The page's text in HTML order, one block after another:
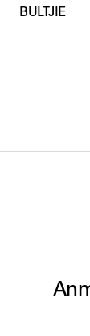
BULTJIE